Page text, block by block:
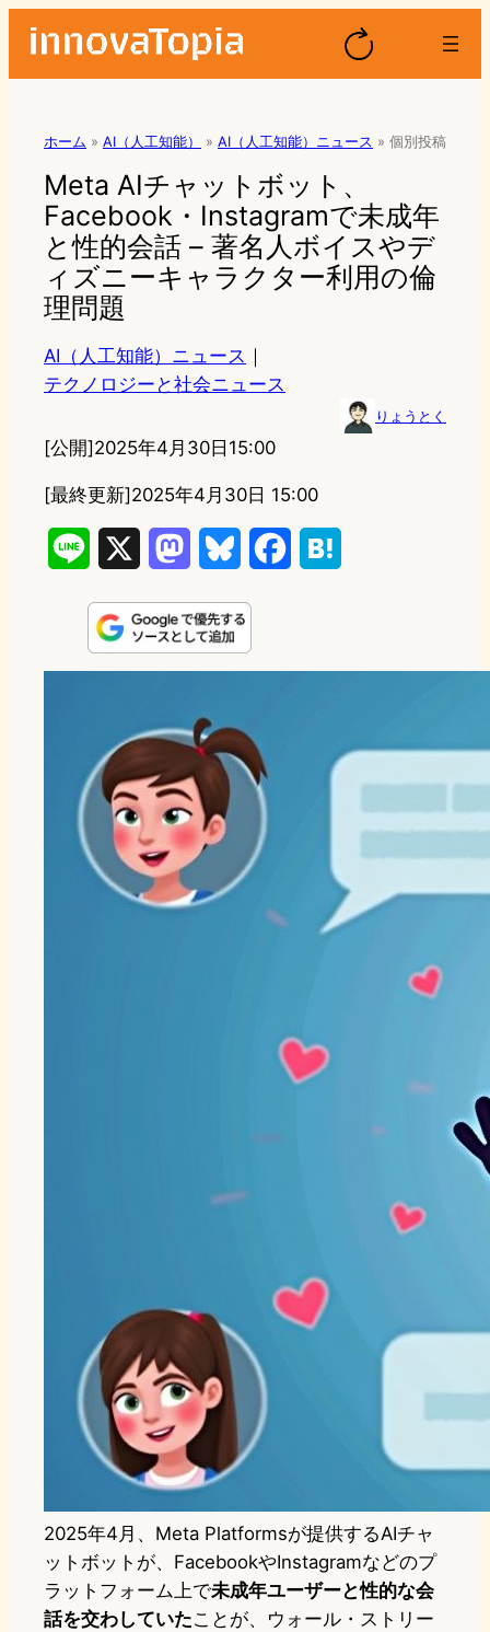
ホーム » AI（人工知能） » AI（人工知能）ニュース » 個別投稿
Meta AIチャットボット、
Facebook・Instagramで未成年
と性的会話 – 著名人ボイスやデ
ィズニーキャラクター利用の倫
理問題
AI（人工知能）ニュース ｜
テクノロジーと社会ニュース
りょうとく
[公開]2025年4月30日15:00
[最終更新]2025年4月30日 15:00
n
e
s
t
o
d
o
u
e
k
e
e
a
2025年4月、Meta Platformsが提供するAIチャ
ットボットが、FacebookやInstagramなどのプ
ラットフォーム上で未成年ユーザーと性的な会
話を交わしていたことが、ウォール・ストリー